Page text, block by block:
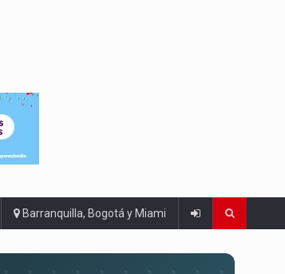
Barranquilla, Bogotá y Miami